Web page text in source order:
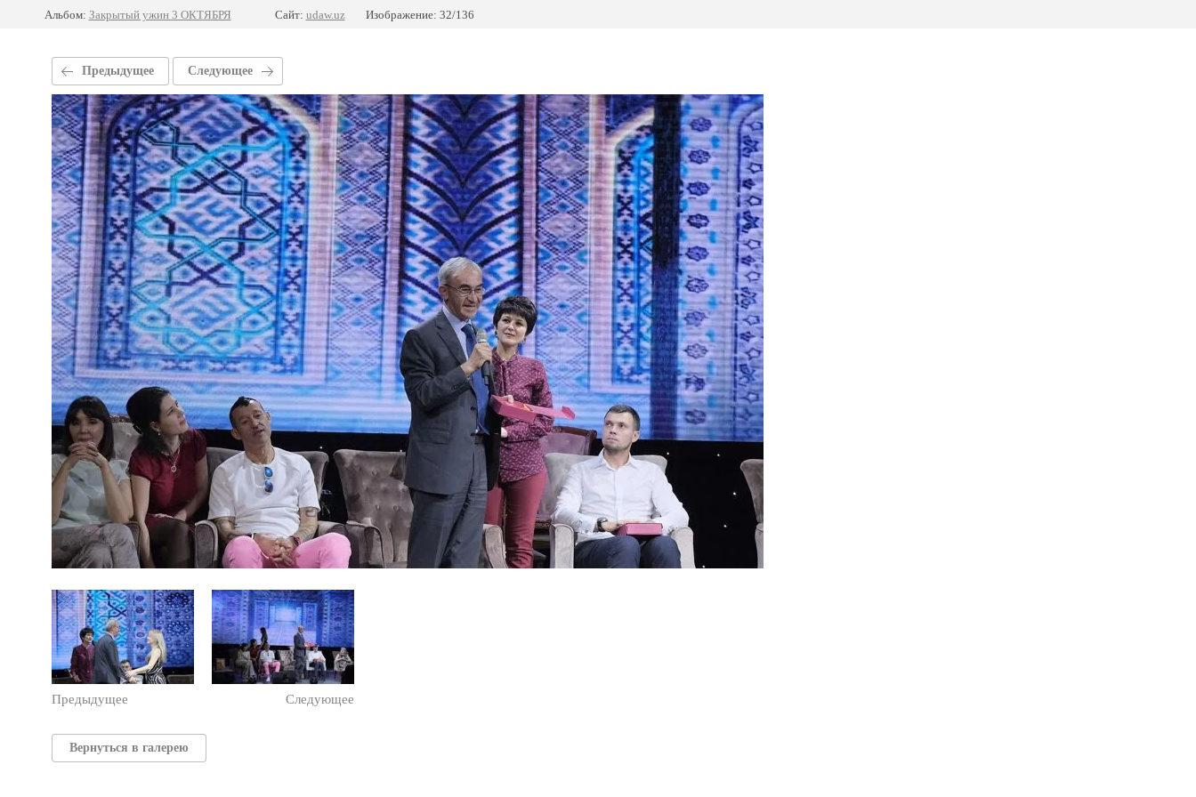
Альбом: Закрытый ужин 3 ОКТЯБРЯ Сайт: udaw.uz Изображение: 32/136
Предыдущее Следующее
Предыдущее Следующее
Вернуться в галерею